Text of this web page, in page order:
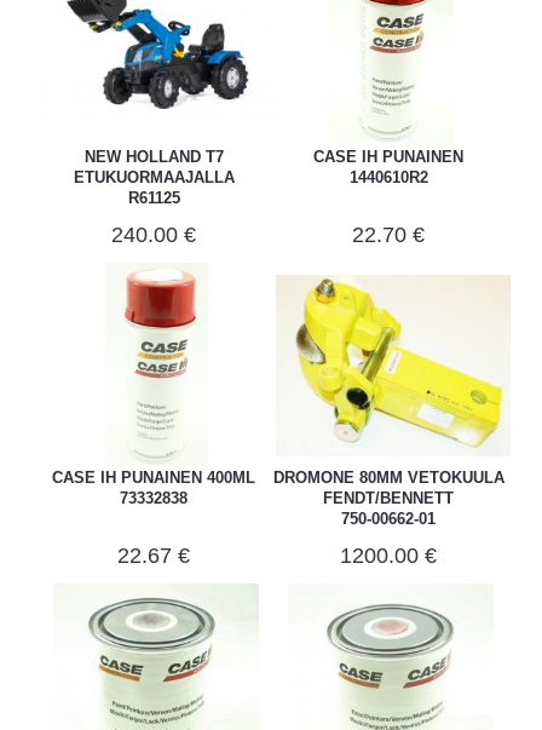
NEW HOLLAND T7
ETUKUORMAAJALLA
R61125
240.00 €
CASE IH PUNAINEN
1440610R2
22.70 €
CASE IH PUNAINEN 400ML
73332838
22.67 €
DROMONE 80MM VETOKUULA
FENDT/BENNETT
750-00662-01
1200.00 €